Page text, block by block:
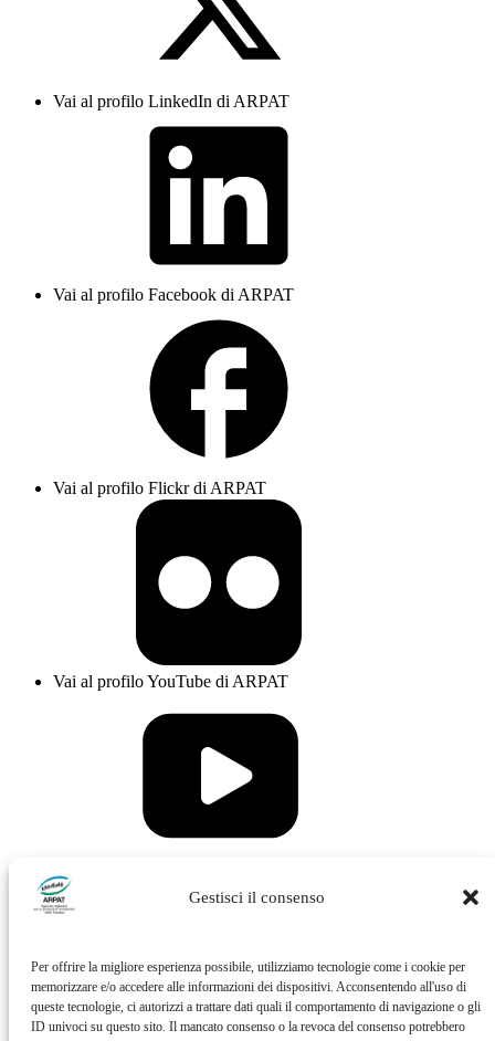
Gestisci il consenso
Per offrire la migliore esperienza possibile, utilizziamo tecnologie come i cookie per
memorizzare e/o accedere alle informazioni dei dispositivi. Acconsentendo all'uso di
queste tecnologie, ci autorizzi a trattare dati quali il comportamento di navigazione o gli
ID univoci su questo sito. Il mancato consenso o la revoca del consenso potrebbero
Vai al profilo LinkedIn di ARPAT
Vai al profilo Facebook di ARPAT
Vai al profilo Flickr di ARPAT
Vai al profilo YouTube di ARPAT
Vai al profilo Issuu di ARPAT